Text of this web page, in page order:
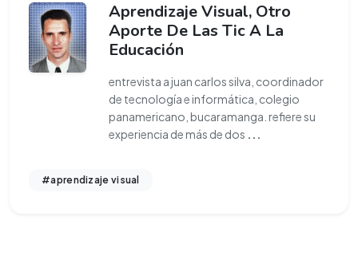
Aprendizaje Visual, Otro
Aporte De Las Tic A La
Educación
entrevista a juan carlos silva, coordinador
de tecnología e informática, colegio
panamericano, bucaramanga. refiere su
experiencia de más de dos ...
#aprendizaje visual